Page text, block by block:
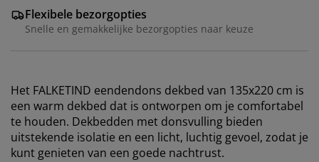
Flexibele bezorgopties
Snelle en gemakkelijke bezorgopties naar keuze
Het FALKETIND eendendons dekbed van 135x220 cm is
een warm dekbed dat is ontworpen om je comfortabel
te houden. Dekbedden met donsvulling bieden
uitstekende isolatie en een licht, luchtig gevoel, zodat je
kunt genieten van een goede nachtrust.